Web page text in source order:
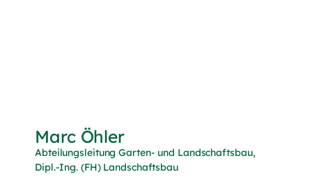
Marc Öhler
Abteilungsleitung Garten- und Landschaftsbau,
Dipl.-Ing. (FH) Landschaftsbau